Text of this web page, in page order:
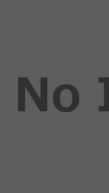
マイページ